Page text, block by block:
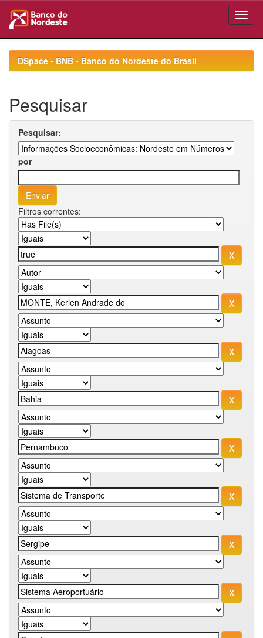
navigationDSpace - BNB - Banco do Nordeste do Brasil
Pesquisar
Pesquisar:
por
Filtros correntes: